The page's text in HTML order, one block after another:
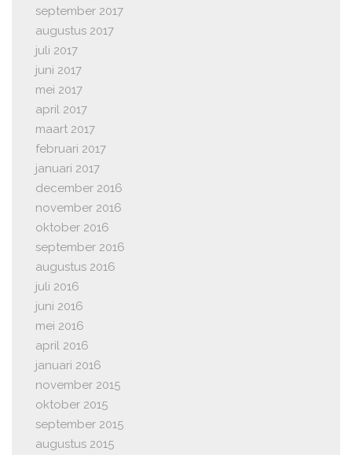
september 2017
augustus 2017
juli 2017
juni 2017
mei 2017
april 2017
maart 2017
februari 2017
januari 2017
december 2016
november 2016
oktober 2016
september 2016
augustus 2016
juli 2016
juni 2016
mei 2016
april 2016
januari 2016
november 2015
oktober 2015
september 2015
augustus 2015